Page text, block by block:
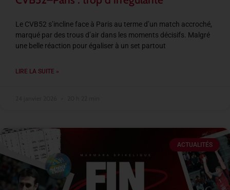
Le CVB52 s’incline face à Paris au terme d’un match accroché,
marqué par des trous d’air dans les moments décisifs. Malgré
une belle réaction pour égaliser à un set partout
LIRE LA SUITE »
ACTUALITÉS